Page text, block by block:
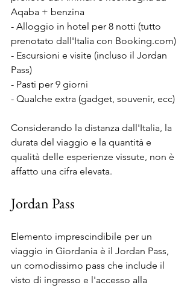
Aqaba + benzina
- Alloggio in hotel per 8 notti (tutto
prenotato dall'Italia con Booking.com)
- Escursioni e visite (incluso il Jordan
Pass)
- Pasti per 9 giorni
- Qualche extra (gadget, souvenir, ecc)
Considerando la distanza dall'Italia, la
durata del viaggio e la quantità e
qualità delle esperienze vissute, non è
affatto una cifra elevata.
Jordan Pass
Elemento imprescindibile per un
viaggio in Giordania è il Jordan Pass,
un comodissimo pass che include il
visto di ingresso e l'accesso alla